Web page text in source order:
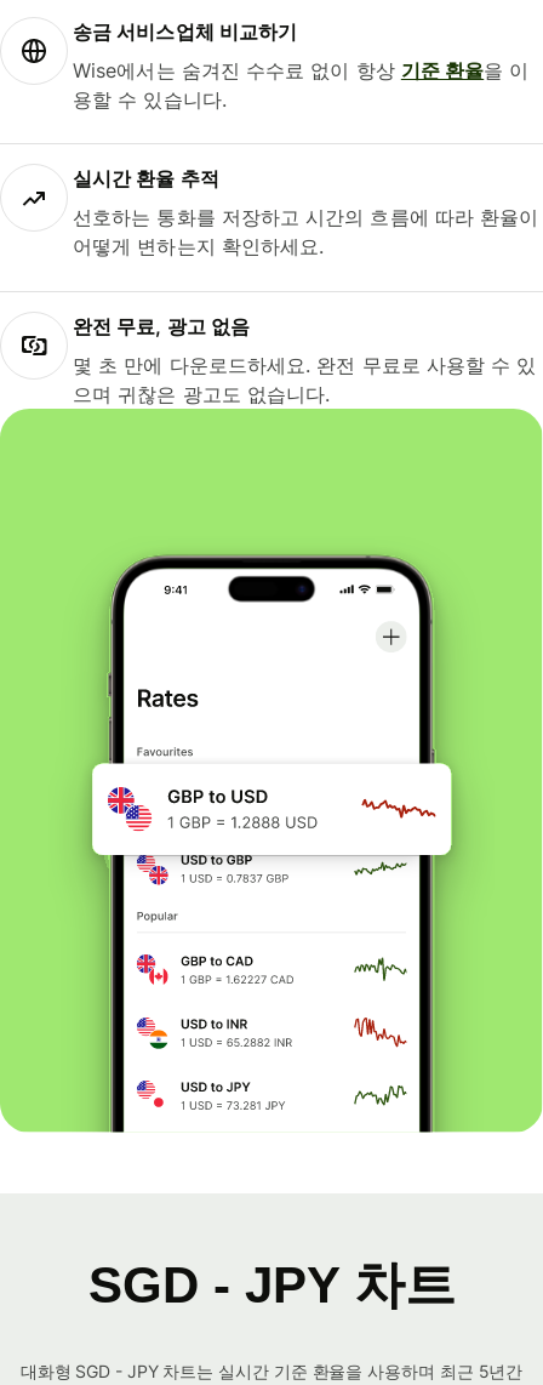
송금 서비스업체 비교하기
Wise에서는 숨겨진 수수료 없이 항상 기준 환율을 이
용할 수 있습니다.
실시간 환율 추적
선호하는 통화를 저장하고 시간의 흐름에 따라 환율이
어떻게 변하는지 확인하세요.
완전 무료, 광고 없음
몇 초 만에 다운로드하세요. 완전 무료로 사용할 수 있
으며 귀찮은 광고도 없습니다.
SGD - JPY 차트
대화형 SGD - JPY 차트는 실시간 기준 환율을 사용하며 최근 5년간